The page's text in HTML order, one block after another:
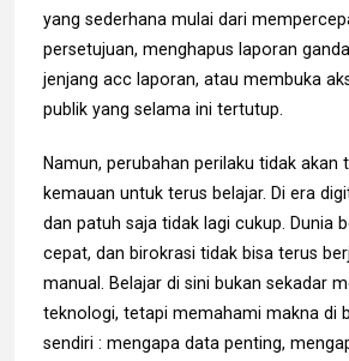
yang sederhana mulai dari
persetujuan, menghapus laporan
jenjang acc laporan, atau membuka
publik yang selama ini tertutup.
Namun, perubahan perilaku tidak akan
kemauan untuk terus belajar. Di era
dan patuh saja tidak lagi cukup. Dunia
cepat, dan birokrasi tidak bisa terus
manual. Belajar di sini bukan sekadar
teknologi, tetapi memahami makna di
sendiri : mengapa data penting,